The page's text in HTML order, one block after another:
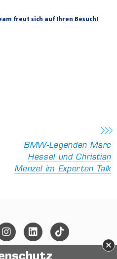
freut sich auf Ihren Besuch!
BMW-Legenden Marc
Hessel und Christian
Menzel im Experten Talk
×